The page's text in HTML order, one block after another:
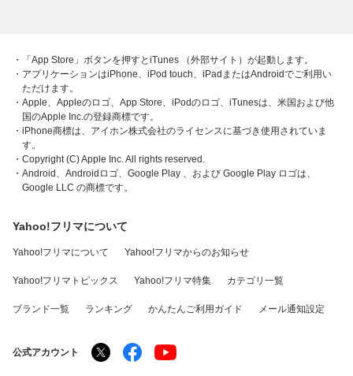
・「App Store」ボタンを押すとiTunes （外部サイト）が起動します。
・アプリケーションはiPhone、iPod touch、iPadまたはAndroidでご利用い
ただけます。
・Apple、Appleのロゴ、App Store、iPodのロゴ、iTunesは、米国および他
国のApple Inc.の登録商標です。
・iPhone商標は、アイホン株式会社のライセンスに基づき使用されていま
す。
・Copyright (C) Apple Inc. All rights reserved.
・Android、Androidロゴ、Google Play 、および Google Play ロゴは、
Google LLC の商標です。
Yahoo!フリマについて
Yahoo!フリマについて Yahoo!フリマからのお知らせ
Yahoo!フリマトピックス Yahoo!フリマ特集 カテゴリ一覧
ブランド一覧 ランキング かんたんご利用ガイド メール通知設定
公式アカウント